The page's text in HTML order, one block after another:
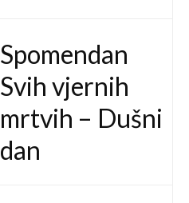
Spomendan
Svih vjernih
mrtvih – Dušni
dan